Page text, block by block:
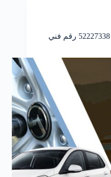
خدمة كهرباء السيارات الصبية 52227338 رقم فني